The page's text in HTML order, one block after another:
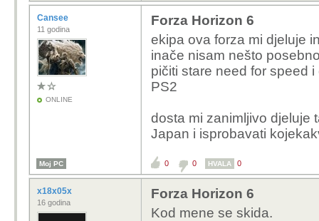
Cansee
11 godina
ONLINE
Forza Horizon 6
ekipa ova forza mi djeluje
inače nisam nešto
pičiti stare need for speed
PS2
dosta mi zanimljivo djeluje
Japan i isprobavati
Moj PC 0 0 HVALA 0
x18x05x
16 godina
Forza Horizon 6
Kod mene se skida.